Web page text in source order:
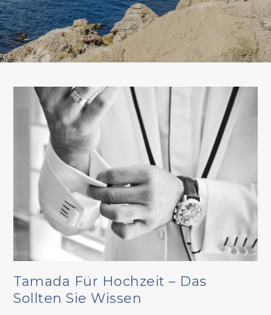
Tamada Für Hochzeit – Das
Sollten Sie Wissen